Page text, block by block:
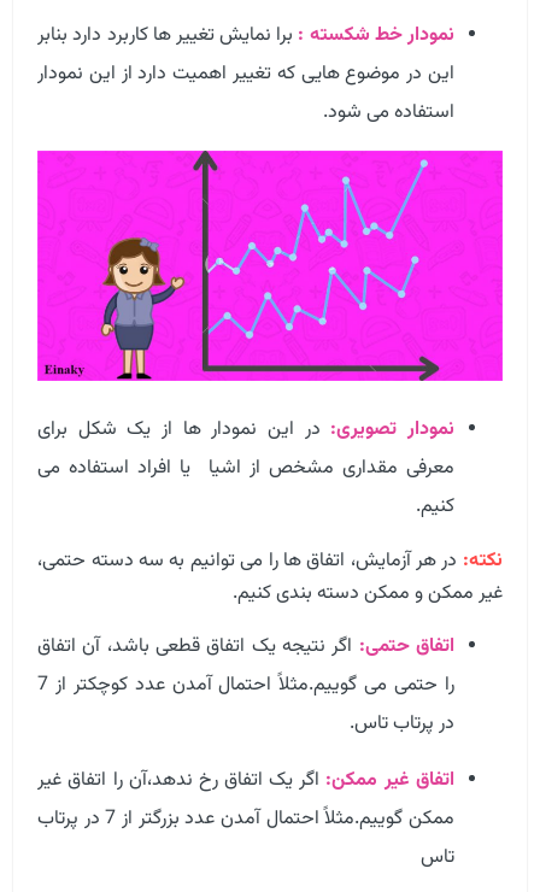
نمودار خط شکسته : برا نمایش تغییر ها کاربرد دارد بنابر
این در موضوع هایی که تغییر اهمیت دارد از این نمودار
استفاده می شود.
نمودار تصویری: در این نمودار ها از یک شکل برای
معرفی مقداری مشخص از اشیا یا افراد استفاده می
کنیم.
نکته: در هر آزمایش، اتفاق ها را می توانیم به سه دسته حتمی،
غیر ممکن و ممکن دسته بندی کنیم.
اتفاق حتمی: اگر نتیجه یک اتفاق قطعی باشد، آن اتفاق
را حتمی می گوییم.مثلاً احتمال آمدن عدد کوچکتر از 7
در پرتاب تاس.
اتفاق غیر ممکن: اگر یک اتفاق رخ ندهد،آن را اتفاق غیر
ممکن گوییم.مثلاً احتمال آمدن عدد بزرگتر از 7 در پرتاب
تاس